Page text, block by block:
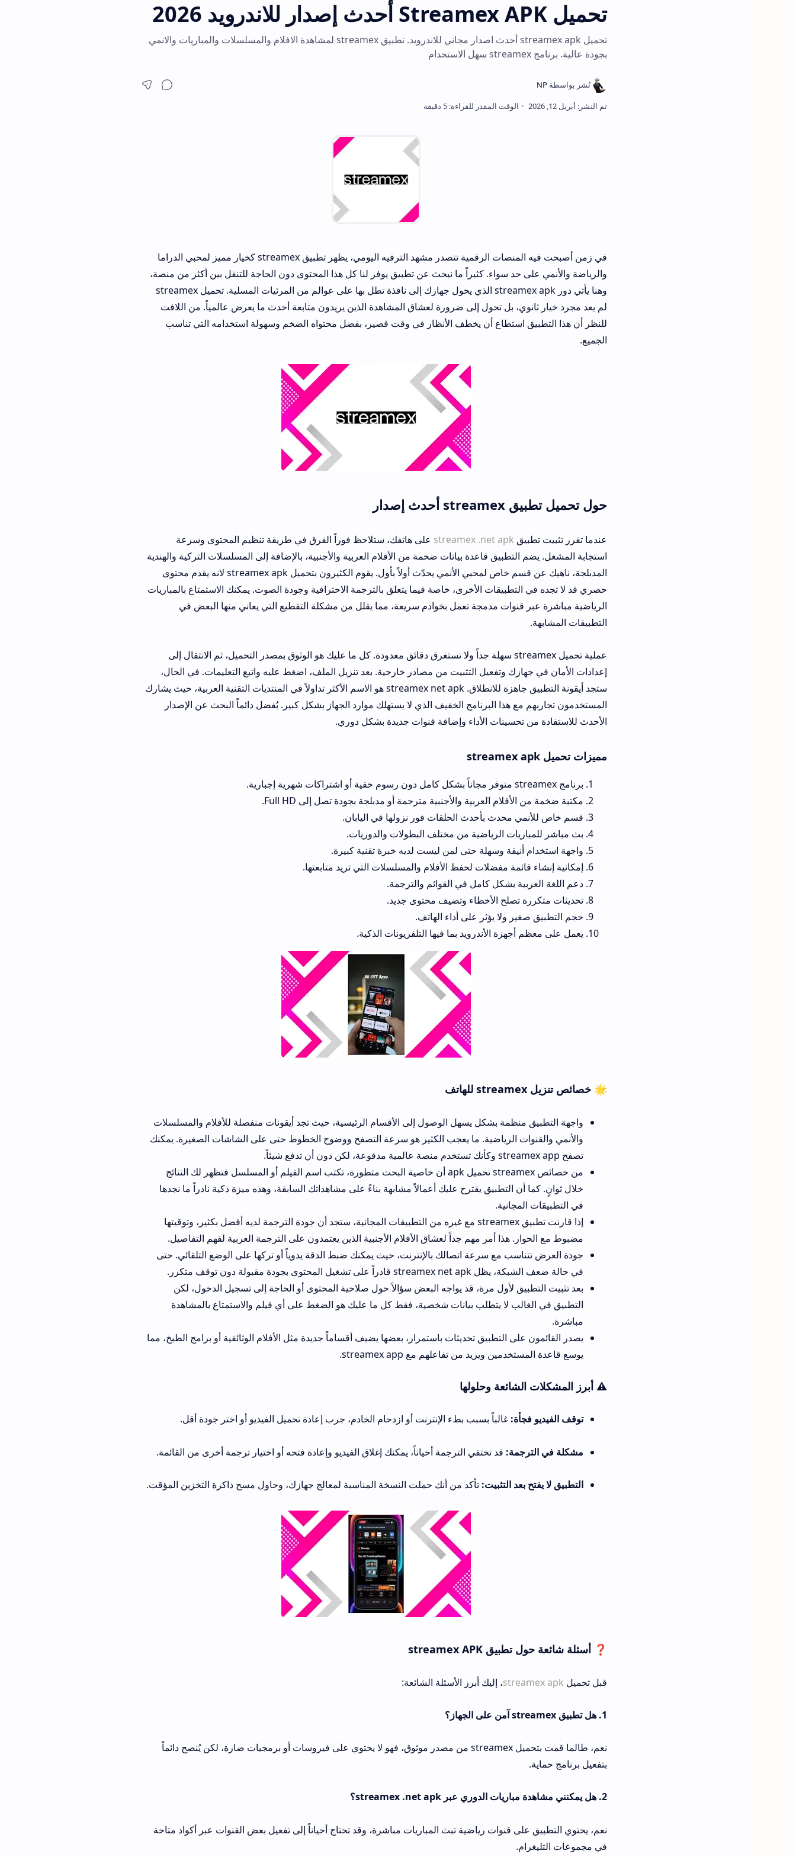
تحميل Streamex APK أحدث إصدار للاندرويد 2026
تحميل streamex apk أحدث اصدار مجاني للاندرويد. تطبيق streamex لمشاهدة الافلام والمسلسلات والمباريات والانمي
بجودة عالية. برنامج streamex سهل الاستخدام
في زمن أصبحت فيه المنصات الرقمية تتصدر مشهد الترفيه اليومي، يظهر تطبيق streamex كخيار مميز لمحبي الدراما
والرياضة والأنمي على حد سواء. كثيراً ما نبحث عن تطبيق يوفر لنا كل هذا المحتوى دون الحاجة للتنقل بين أكثر من منصة،
وهنا يأتي دور streamex apk الذي يحول جهازك إلى نافذة تطل بها على عوالم من المرئيات المسلية. تحميل streamex
لم يعد مجرد خيار ثانوي، بل تحول إلى ضرورة لعشاق المشاهدة الذين يريدون متابعة أحدث ما يعرض عالمياً. من اللافت
للنظر أن هذا التطبيق استطاع أن يخطف الأنظار في وقت قصير، بفضل محتواه الضخم وسهولة استخدامه التي تناسب
الجميع.
حول تحميل تطبيق streamex أحدث إصدار
عندما تقرر تثبيت تطبيق streamex .net apk على هاتفك، ستلاحظ فوراً الفرق في طريقة تنظيم المحتوى وسرعة
استجابة المشغل. يضم التطبيق قاعدة بيانات ضخمة من الأفلام العربية والأجنبية، بالإضافة إلى المسلسلات التركية والهندية
المدبلجة، ناهيك عن قسم خاص لمحبي الأنمي يحدّث أولاً بأول. يقوم الكثيرون بتحميل streamex apk لانه يقدم محتوى
حصري قد لا تجده في التطبيقات الأخرى، خاصة فيما يتعلق بالترجمة الاحترافية وجودة الصوت. يمكنك الاستمتاع بالمباريات
الرياضية مباشرة عبر قنوات مدمجة تعمل بخوادم سريعة، مما يقلل من مشكلة التقطيع التي يعاني منها البعض في
التطبيقات المشابهة.
عملية تحميل streamex سهلة جداً ولا تستغرق دقائق معدودة. كل ما عليك هو الوثوق بمصدر التحميل، ثم الانتقال إلى
إعدادات الأمان في جهازك وتفعيل التثبيت من مصادر خارجية. بعد تنزيل الملف، اضغط عليه واتبع التعليمات. في الحال،
ستجد أيقونة التطبيق جاهزة للانطلاق. streamex net apk هو الاسم الأكثر تداولاً في المنتديات التقنية العربية، حيث يشارك
المستخدمون تجاربهم مع هذا البرنامج الخفيف الذي لا يستهلك موارد الجهاز بشكل كبير. يُفضل دائماً البحث عن الإصدار
الأحدث للاستفادة من تحسينات الأداء وإضافة قنوات جديدة بشكل دوري.
مميزات تحميل streamex apk
برنامج streamex متوفر مجاناً بشكل كامل دون رسوم خفية أو اشتراكات شهرية إجبارية.
مكتبة ضخمة من الأفلام العربية والأجنبية مترجمة أو مدبلجة بجودة تصل إلى Full HD.
قسم خاص للأنمي محدث بأحدث الحلقات فور نزولها في اليابان.
بث مباشر للمباريات الرياضية من مختلف البطولات والدوريات.
واجهة استخدام أنيقة وسهلة حتى لمن ليست لديه خبرة تقنية كبيرة.
إمكانية إنشاء قائمة مفضلات لحفظ الأفلام والمسلسلات التي تريد متابعتها.
دعم اللغة العربية بشكل كامل في القوائم والترجمة.
تحديثات متكررة تصلح الأخطاء وتضيف محتوى جديد.
حجم التطبيق صغير ولا يؤثر على أداء الهاتف.
يعمل على معظم أجهزة الأندرويد بما فيها التلفزيونات الذكية.
🌟 خصائص تنزيل streamex للهاتف
واجهة التطبيق منظمة بشكل يسهل الوصول إلى الأقسام الرئيسية، حيث تجد أيقونات منفصلة للأفلام والمسلسلات
والأنمي والقنوات الرياضية. ما يعجب الكثير هو سرعة التصفح ووضوح الخطوط حتى على الشاشات الصغيرة. يمكنك
تصفح streamex app وكأنك تستخدم منصة عالمية مدفوعة، لكن دون أن تدفع شيئاً.
من خصائص streamex تحميل apk أن خاصية البحث متطورة، تكتب اسم الفيلم أو المسلسل فتظهر لك النتائج
خلال ثوانٍ. كما أن التطبيق يقترح عليك أعمالاً مشابهة بناءً على مشاهداتك السابقة، وهذه ميزة ذكية نادراً ما نجدها
في التطبيقات المجانية.
إذا قارنت تطبيق streamex مع غيره من التطبيقات المجانية، ستجد أن جودة الترجمة لديه أفضل بكثير، وتوقيتها
مضبوط مع الحوار. هذا أمر مهم جداً لعشاق الأفلام الأجنبية الذين يعتمدون على الترجمة العربية لفهم التفاصيل.
جودة العرض تتناسب مع سرعة اتصالك بالإنترنت، حيث يمكنك ضبط الدقة يدوياً أو تركها على الوضع التلقائي. حتى
في حالة ضعف الشبكة، يظل streamex net apk قادراً على تشغيل المحتوى بجودة مقبولة دون توقف متكرر.
بعد تثبيت التطبيق لأول مرة، قد يواجه البعض سؤالاً حول صلاحية المحتوى أو الحاجة إلى تسجيل الدخول، لكن
التطبيق في الغالب لا يتطلب بيانات شخصية، فقط كل ما عليك هو الضغط على أي فيلم والاستمتاع بالمشاهدة
مباشرة.
يصدر القائمون على التطبيق تحديثات باستمرار، بعضها يضيف أقساماً جديدة مثل الأفلام الوثائقية أو برامج الطبخ، مما
يوسع قاعدة المستخدمين ويزيد من تفاعلهم مع streamex app.
⚠️ أبرز المشكلات الشائعة وحلولها
توقف الفيديو فجأة: غالباً بسبب بطء الإنترنت أو ازدحام الخادم، جرب إعادة تحميل الفيديو أو اختر جودة أقل.
مشكلة في الترجمة: قد تختفي الترجمة أحياناً، يمكنك إغلاق الفيديو وإعادة فتحه أو اختيار ترجمة أخرى من القائمة.
التطبيق لا يفتح بعد التثبيت: تأكد من أنك حملت النسخة المناسبة لمعالج جهازك، وحاول مسح ذاكرة التخزين المؤقت.
❓ أسئلة شائعة حول تطبيق streamex APK
قبل تحميل streamex apk، إليك أبرز الأسئلة الشائعة:
1. هل تطبيق streamex آمن على الجهاز؟
نعم، طالما قمت بتحميل streamex من مصدر موثوق، فهو لا يحتوي على فيروسات أو برمجيات ضارة، لكن يُنصح دائماً
بتفعيل برنامج حماية.
2. هل يمكنني مشاهدة مباريات الدوري عبر streamex .net apk؟
نعم، يحتوي التطبيق على قنوات رياضية تبث المباريات مباشرة، وقد تحتاج أحياناً إلى تفعيل بعض القنوات عبر أكواد متاحة
في مجموعات التليغرام.